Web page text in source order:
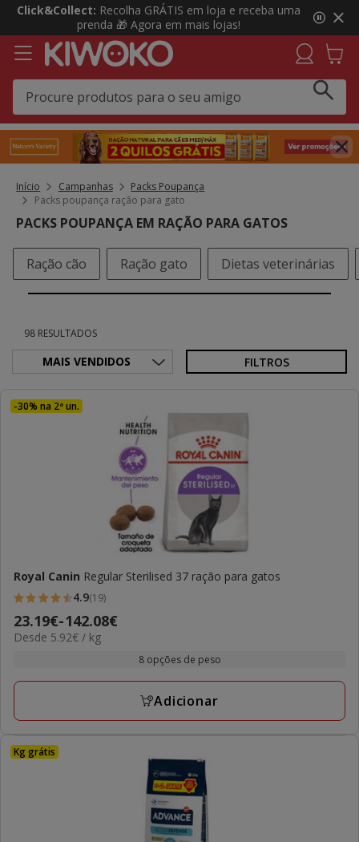
3
3,
mensagem,
Click&Collect: Recolha GRÁTIS em loja e receba uma
prenda 🎁 Agora em mais lojas!
Início Campanhas
Packs Poupança
Packs poupança ração para gato
PACKS POUPANÇA EM RAÇÃO PARA GATOS
Ração cão Ração gato Dietas veterinárias
98 RESULTADOS
FILTROS
-30% na 2ª un.
Royal Canin Regular Sterilised 37 ração para gatos
4.9
estrelas
com
avaliações
4.9(19)
Preço
de
a
23.19€-142.08€
5.92€
Desde 5.92€ / kg
8 opções de peso
Adicionar
Kg grátis